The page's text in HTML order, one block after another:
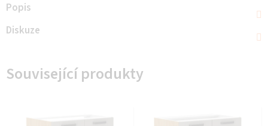
Popis
Diskuze
Související produkty